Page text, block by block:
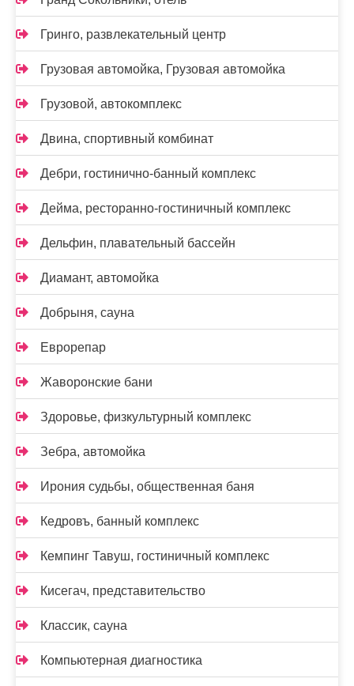
Гринго, развлекательный центр
Грузовая автомойка, Грузовая автомойка
Грузовой, автокомплекс
Двина, спортивный комбинат
Дебри, гостинично-банный комплекс
Дейма, ресторанно-гостиничный комплекс
Дельфин, плавательный бассейн
Диамант, автомойка
Добрыня, сауна
Еврорепар
Жаворонские бани
Здоровье, физкультурный комплекс
Зебра, автомойка
Ирония судьбы, общественная баня
Кедровъ, банный комплекс
Кемпинг Тавуш, гостиничный комплекс
Кисегач, представительство
Классик, сауна
Компьютерная диагностика